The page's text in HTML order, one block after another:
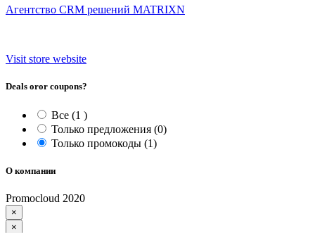
Агентство CRM решений MATRIXN
Visit store website
Deals oror coupons?
Все (1 )
Только предложения (0)
Только промокоды (1)
О компании
Promocloud 2020
×
×